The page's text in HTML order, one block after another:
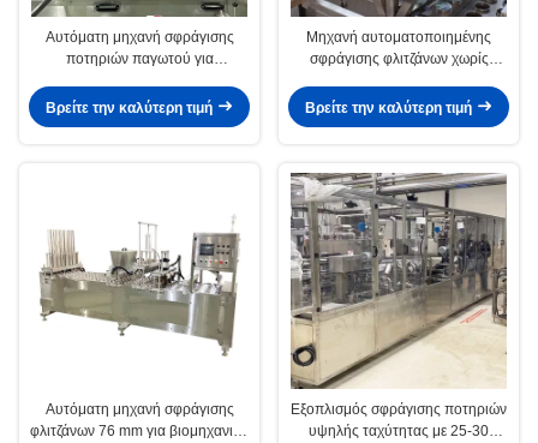
Αυτόματη μηχανή σφράγισης
ποτηριών παγωτού για
Βρείτε την καλύτερη τιμή
Μηχανή αυτοματοποιημένης
σφράγισης φλιτζάνων χωρίς
100 mm
Βρείτε την καλύτερη τιμή
Αυτόματη μηχανή σφράγισης
φλιτζάνων 76 mm για βιομηχανική
Εξοπλισμός σφράγισης ποτηριών
υψηλής ταχύτητας με 25-30